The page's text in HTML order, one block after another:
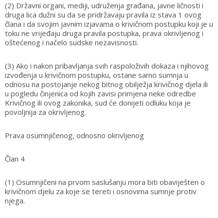
(2) Državni organi, mediji, udruženja građana, javne ličnosti i
druga lica dužni su da se pridržavaju pravila iz stava 1 ovog
člana i da svojim javnim izjavama o krivičnom postupku koji je u
toku ne vrijeđaju druga pravila postupka, prava okrivljenog i
oštećenog i načelo sudske nezavisnosti.
(3) Ako i nakon pribavljanja svih raspoloživih dokaza i njihovog
izvođenja u krivičnom postupku, ostane samo sumnja u
odnosu na postojanje nekog bitnog obilježja krivičnog djela ili
u pogledu činjenica od kojih zavisi primjena neke odredbe
Krivičnog ili ovog zakonika, sud će donijeti odluku koja je
povoljnija za okrivljenog.
Prava osumnjičenog, odnosno okrivljenog
Član 4
(1) Osumnjičeni na prvom saslušanju mora biti obaviješten o
krivičnom djelu za koje se tereti i osnovima sumnje protiv
njega.